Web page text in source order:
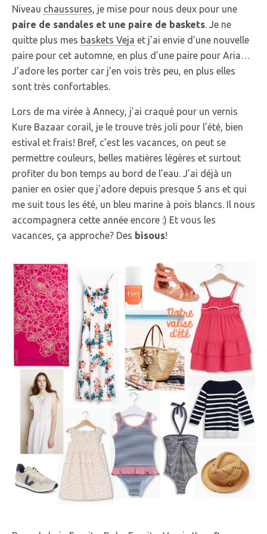
Niveau chaussures, je mise pour nous deux pour une
paire de sandales et une paire de baskets. Je ne
quitte plus mes baskets Veja et j’ai envie d’une nouvelle
paire pour cet automne, en plus d’une paire pour Aria…
J’adore les porter car j’en vois très peu, en plus elles
sont très confortables.
Lors de ma virée à Annecy, j’ai craqué pour un vernis
Kure Bazaar corail, je le trouve très joli pour l’été, bien
estival et frais! Bref, c’est les vacances, on peut se
permettre couleurs, belles matières légères et surtout
profiter du bon temps au bord de l’eau. J’ai déjà un
panier en osier que j’adore depuis presque 5 ans et qui
me suit tous les été, un bleu marine à pois blancs. Il nous
accompagnera cette année encore :) Et vous les
vacances, ça approche? Des bisous!